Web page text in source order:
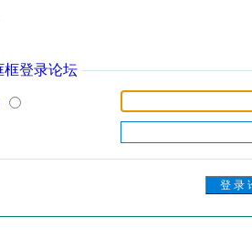
框登录论坛